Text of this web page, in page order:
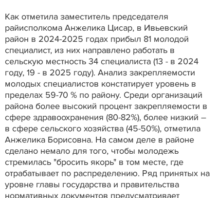
Как отметила заместитель председателя
райисполкома Анжелика Цисар, в Ивьевский
район в 2024-2025 годах прибыл 81 молодой
специалист, из них направлено работать в
сельскую местность 34 специалиста (13 - в 2024
году, 19 - в 2025 году). Анализ закрепляемости
молодых специалистов констатирует уровень в
пределах 59-70 % по району. Среди организаций
района более высокий процент закрепляемости в
сфере здравоохранения (80-82%), более низкий –
в сфере сельского хозяйства (45-50%), отметила
Анжелика Борисовна. На самом деле в районе
сделано немало для того, чтобы молодежь
стремилась "бросить якорь" в том месте, где
отрабатывает по распределению. Ряд принятых на
уровне главы государства и правительства
нормативных документов предусматривает